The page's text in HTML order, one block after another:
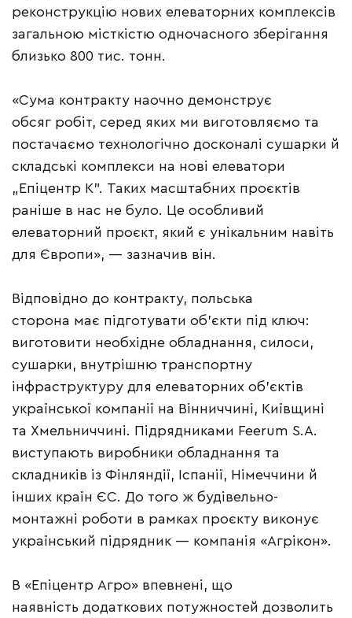
реконструкцію нових елеваторних комплексів
загальною місткістю одночасного зберігання
близько 800 тис. тонн.
«Сума контракту наочно демонструє
обсяг робіт, серед яких ми виготовляємо та
постачаємо технологічно досконалі сушарки й
складські комплекси на нові елеватори
„Епіцентр К”. Таких масштабних проєктів
раніше в нас не було. Це особливий
елеваторний проєкт, який є унікальним навіть
для Європи», — зазначив він.
Відповідно до контракту, польська
сторона має підготувати об’єкти під ключ:
виготовити необхідне обладнання, силоси,
сушарки, внутрішню транспортну
інфраструктуру для елеваторних об’єктів
української компанії на Вінниччині, Київщині
та Хмельниччині. Підрядниками Feerum S.A.
виступають виробники обладнання та
складників із Фінляндії, Іспанії, Німеччини й
інших країн ЄС. До того ж будівельно-
монтажні роботи в рамках проєкту виконує
український підрядник — компанія «Агрікон».
В «Епіцентр Агро» впевнені, що
наявність додаткових потужностей дозволить